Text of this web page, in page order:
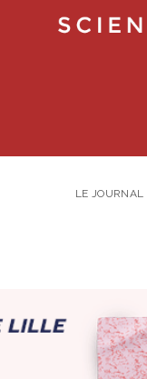
LE JOURNAL